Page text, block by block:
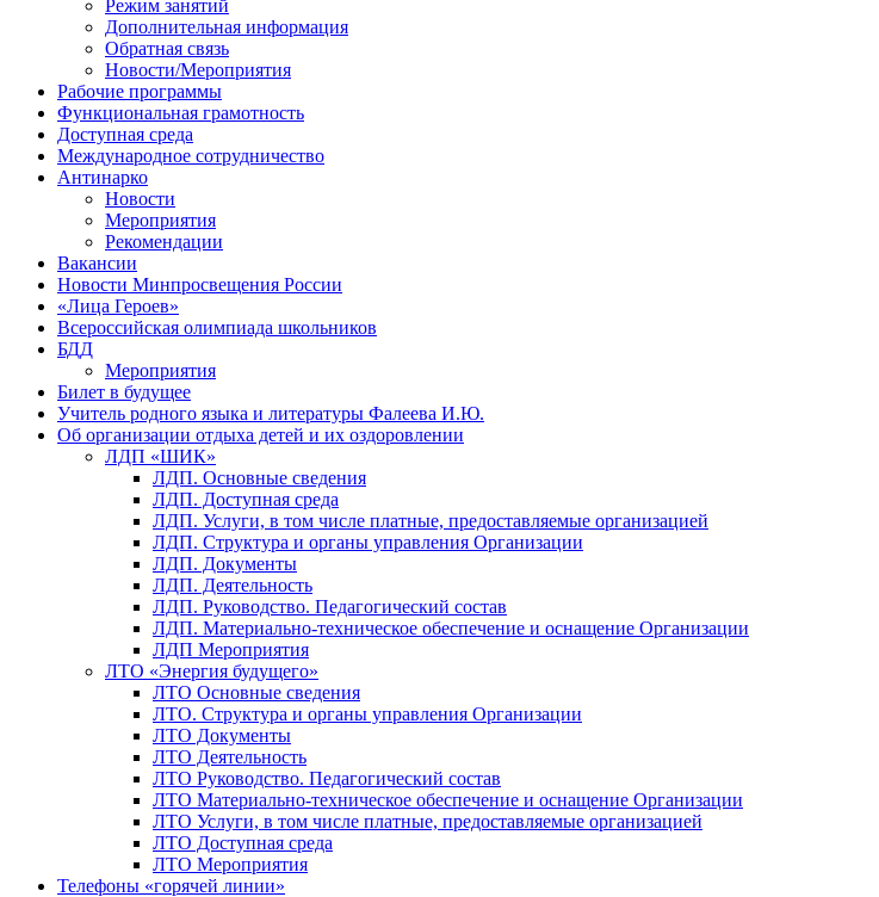
Режим занятий
Дополнительная информация
Обратная связь
Новости/Мероприятия
Рабочие программы
Функциональная грамотность
Доступная среда
Международное сотрудничество
Антинарко
Новости
Мероприятия
Рекомендации
Вакансии
Новости Минпросвещения России
«Лица Героев»
Всероссийская олимпиада школьников
БДД
Мероприятия
Билет в будущее
Учитель родного языка и литературы Фалеева И.Ю.
Об организации отдыха детей и их оздоровлении
ЛДП «ШИК»
ЛДП. Основные сведения
ЛДП. Доступная среда
ЛДП. Услуги, в том числе платные, предоставляемые организацией
ЛДП. Структура и органы управления Организации
ЛДП. Документы
ЛДП. Деятельность
ЛДП. Руководство. Педагогический состав
ЛДП. Материально-техническое обеспечение и оснащение Организации
ЛДП Мероприятия
ЛТО «Энергия будущего»
ЛТО Основные сведения
ЛТО. Структура и органы управления Организации
ЛТО Документы
ЛТО Деятельность
ЛТО Руководство. Педагогический состав
ЛТО Материально-техническое обеспечение и оснащение Организации
ЛТО Услуги, в том числе платные, предоставляемые организацией
ЛТО Доступная среда
ЛТО Мероприятия
Телефоны «горячей линии»